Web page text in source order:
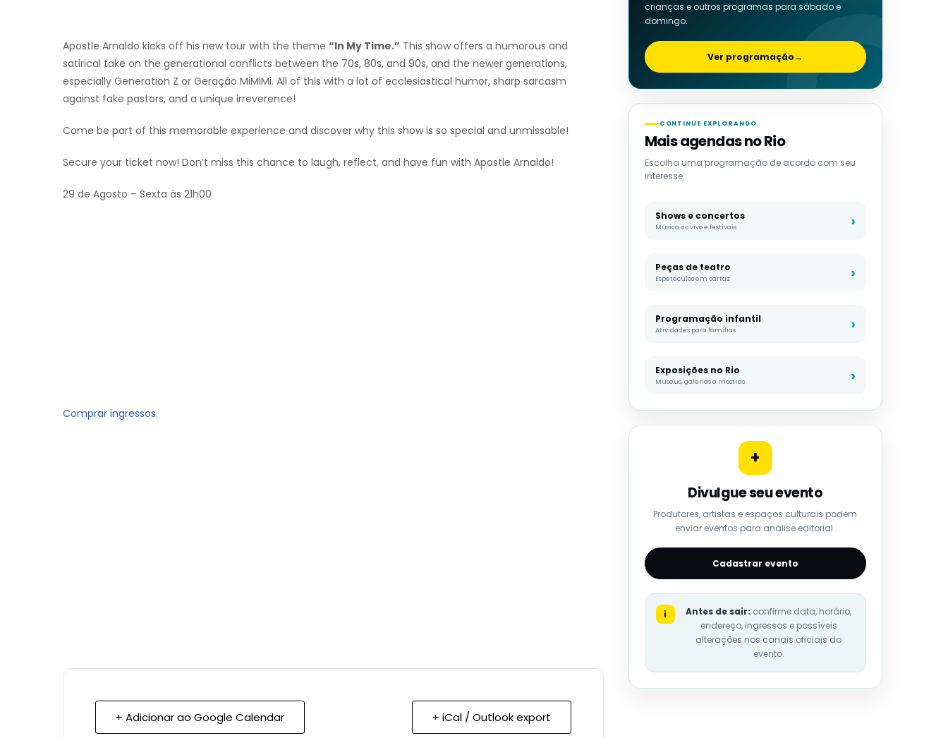
Apostle Arnaldo kicks off his new tour with the theme “In My Time.” This show offers a humorous and
satirical take on the generational conflicts between the 70s, 80s, and 90s, and the newer generations,
especially Generation Z or Geração MiMiMi. All of this with a lot of ecclesiastical humor, sharp sarcasm
against fake pastors, and a unique irreverence!
Come be part of this memorable experience and discover why this show is so special and unmissable!
Secure your ticket now! Don’t miss this chance to laugh, reflect, and have fun with Apostle Arnaldo!
29 de Agosto – Sexta às 21h00
Comprar ingressos.
+ Adicionar ao Google Calendar + iCal / Outlook export
crianças e outros programas para sábado e
domingo.
Ver programação→
CONTINUE EXPLORANDO
Mais agendas no Rio
Escolha uma programação de acordo com seu
interesse.
Shows e concertos
Música ao vivo e festivais
Peças de teatro
Espetáculos em cartaz
Programação infantil
Atividades para famílias
Exposições no Rio
Museus, galerias e mostras
+
Divulgue seu evento
Produtores, artistas e espaços culturais podem
enviar eventos para análise editorial.
Cadastrar evento
i Antes de sair: confirme data, horário,
endereço, ingressos e possíveis
alterações nos canais oficiais do
evento.